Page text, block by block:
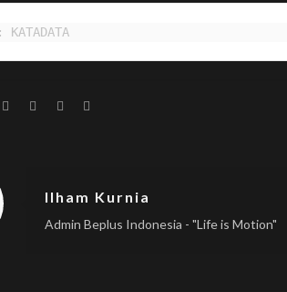
Ilham Kurnia
Admin Beplus Indonesia - "Life is Motion"